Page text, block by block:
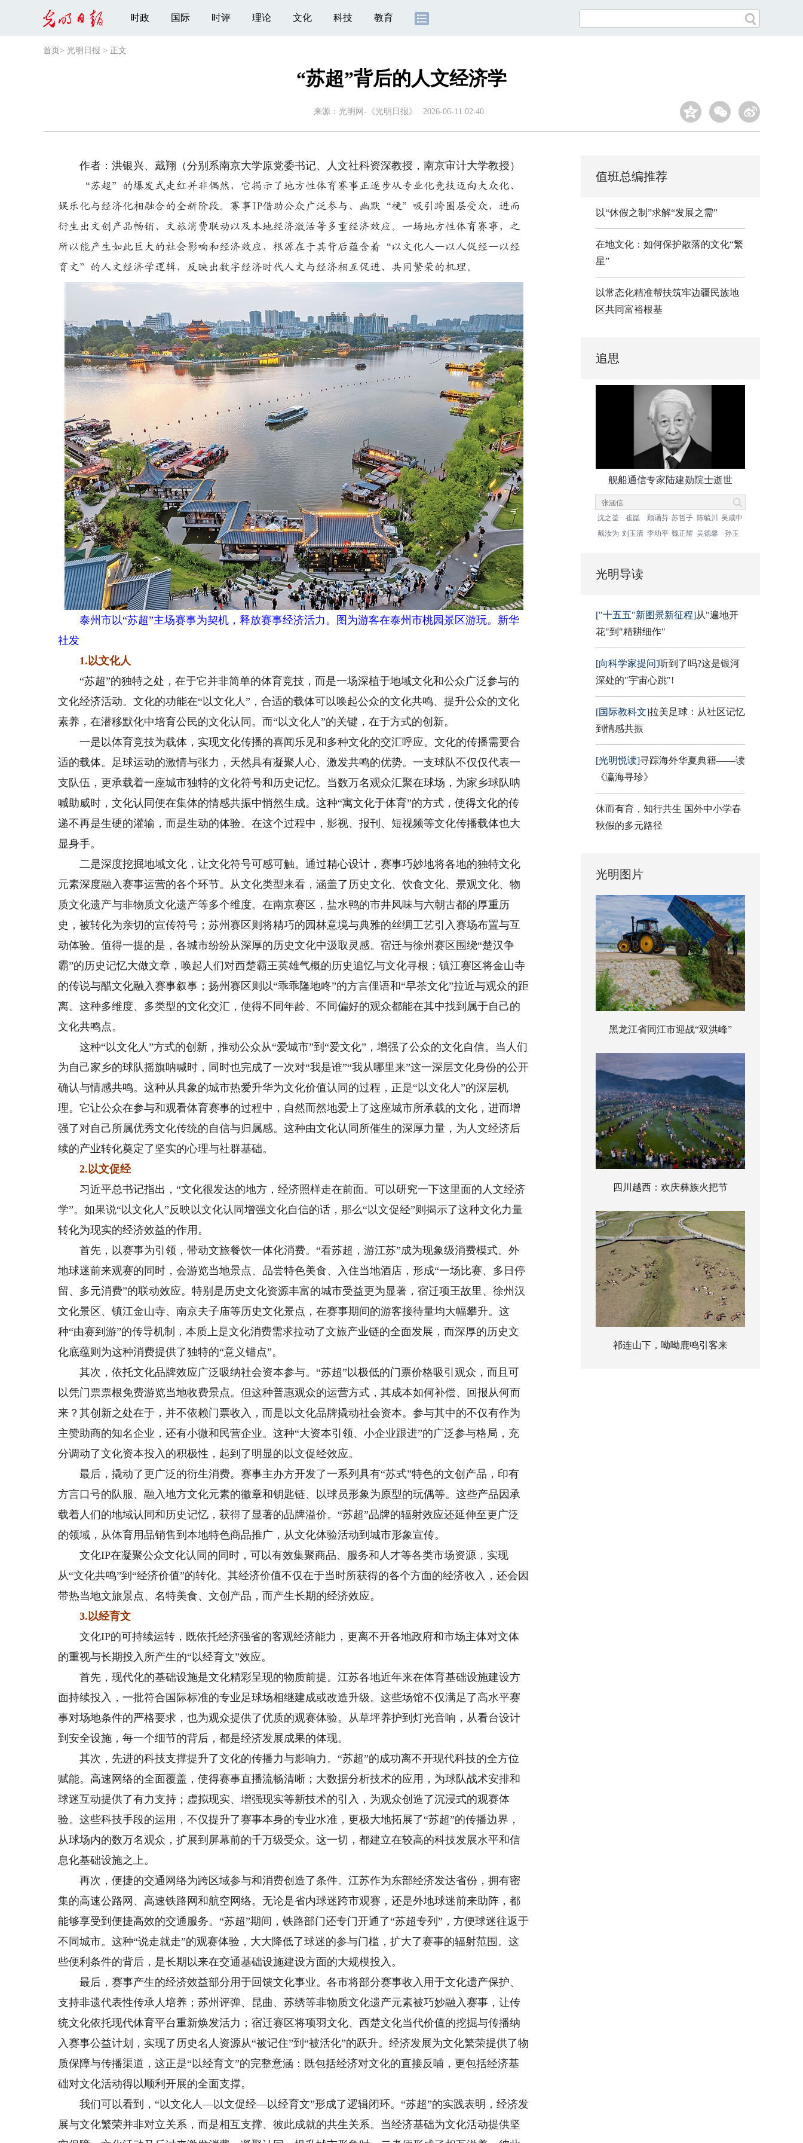
时政 国际 时评 理论 文化 科技 教育
首页 > 光明日报 > 正文
“苏超”背后的人文经济学
来源： 光明网-《光明日报》 2026-06-11 02:40
作者：洪银兴、戴翔（分别系南京大学原党委书记、人文社科资深教授，南京审计大学教授）
“苏超”的爆发式走红并非偶然，它揭示了地方性体育赛事正逐步从专业化竞技迈向大众化、
娱乐化与经济化相融合的全新阶段。赛事IP借助公众广泛参与、幽默“梗”吸引跨圈层受众，进而
衍生出文创产品畅销、文旅消费联动以及本地经济激活等多重经济效应。一场地方性体育赛事，之
所以能产生如此巨大的社会影响和经济效应，根源在于其背后蕴含着“以文化人—以人促经—以经
育文”的人文经济学逻辑，反映出数字经济时代人文与经济相互促进、共同繁荣的机理。
泰州市以“苏超”主场赛事为契机，释放赛事经济活力。图为游客在泰州市桃园景区游玩。新华
社发
1.以文化人
“苏超”的独特之处，在于它并非简单的体育竞技，而是一场深植于地域文化和公众广泛参与的
文化经济活动。文化的功能在“以文化人”，合适的载体可以唤起公众的文化共鸣、提升公众的文化
素养，在潜移默化中培育公民的文化认同。而“以文化人”的关键，在于方式的创新。
一是以体育竞技为载体，实现文化传播的喜闻乐见和多种文化的交汇呼应。文化的传播需要合
适的载体。足球运动的激情与张力，天然具有凝聚人心、激发共鸣的优势。一支球队不仅仅代表一
支队伍，更承载着一座城市独特的文化符号和历史记忆。当数万名观众汇聚在球场，为家乡球队呐
喊助威时，文化认同便在集体的情感共振中悄然生成。这种“寓文化于体育”的方式，使得文化的传
递不再是生硬的灌输，而是生动的体验。在这个过程中，影视、报刊、短视频等文化传播载体也大
显身手。
二是深度挖掘地域文化，让文化符号可感可触。通过精心设计，赛事巧妙地将各地的独特文化
元素深度融入赛事运营的各个环节。从文化类型来看，涵盖了历史文化、饮食文化、景观文化、物
质文化遗产与非物质文化遗产等多个维度。在南京赛区，盐水鸭的市井风味与六朝古都的厚重历
史，被转化为亲切的宣传符号；苏州赛区则将精巧的园林意境与典雅的丝绸工艺引入赛场布置与互
动体验。值得一提的是，各城市纷纷从深厚的历史文化中汲取灵感。宿迁与徐州赛区围绕“楚汉争
霸”的历史记忆大做文章，唤起人们对西楚霸王英雄气概的历史追忆与文化寻根；镇江赛区将金山寺
的传说与醋文化融入赛事叙事；扬州赛区则以“乖乖隆地咚”的方言俚语和“早茶文化”拉近与观众的距
离。这种多维度、多类型的文化交汇，使得不同年龄、不同偏好的观众都能在其中找到属于自己的
文化共鸣点。
这种“以文化人”方式的创新，推动公众从“爱城市”到“爱文化”，增强了公众的文化自信。当人们
为自己家乡的球队摇旗呐喊时，同时也完成了一次对“我是谁”“我从哪里来”这一深层文化身份的公开
确认与情感共鸣。这种从具象的城市热爱升华为文化价值认同的过程，正是“以文化人”的深层机
理。它让公众在参与和观看体育赛事的过程中，自然而然地爱上了这座城市所承载的文化，进而增
强了对自己所属优秀文化传统的自信与归属感。这种由文化认同所催生的深厚力量，为人文经济后
续的产业转化奠定了坚实的心理与社群基础。
2.以文促经
习近平总书记指出，“文化很发达的地方，经济照样走在前面。可以研究一下这里面的人文经济
学”。如果说“以文化人”反映以文化认同增强文化自信的话，那么“以文促经”则揭示了这种文化力量
转化为现实的经济效益的作用。
首先，以赛事为引领，带动文旅餐饮一体化消费。“看苏超，游江苏”成为现象级消费模式。外
地球迷前来观赛的同时，会游览当地景点、品尝特色美食、入住当地酒店，形成“一场比赛、多日停
留、多元消费”的联动效应。特别是历史文化资源丰富的城市受益更为显著，宿迁项王故里、徐州汉
文化景区、镇江金山寺、南京夫子庙等历史文化景点，在赛事期间的游客接待量均大幅攀升。这
种“由赛到游”的传导机制，本质上是文化消费需求拉动了文旅产业链的全面发展，而深厚的历史文
化底蕴则为这种消费提供了独特的“意义锚点”。
其次，依托文化品牌效应广泛吸纳社会资本参与。“苏超”以极低的门票价格吸引观众，而且可
以凭门票票根免费游览当地收费景点。但这种普惠观众的运营方式，其成本如何补偿、回报从何而
来？其创新之处在于，并不依赖门票收入，而是以文化品牌撬动社会资本。参与其中的不仅有作为
主赞助商的知名企业，还有小微和民营企业。这种“大资本引领、小企业跟进”的广泛参与格局，充
分调动了文化资本投入的积极性，起到了明显的以文促经效应。
最后，撬动了更广泛的衍生消费。赛事主办方开发了一系列具有“苏式”特色的文创产品，印有
方言口号的队服、融入地方文化元素的徽章和钥匙链、以球员形象为原型的玩偶等。这些产品因承
载着人们的地域认同和历史记忆，获得了显著的品牌溢价。“苏超”品牌的辐射效应还延伸至更广泛
的领域，从体育用品销售到本地特色商品推广，从文化体验活动到城市形象宣传。
文化IP在凝聚公众文化认同的同时，可以有效集聚商品、服务和人才等各类市场资源，实现
从“文化共鸣”到“经济价值”的转化。其经济价值不仅在于当时所获得的各个方面的经济收入，还会因
带热当地文旅景点、名特美食、文创产品，而产生长期的经济效应。
3.以经育文
文化IP的可持续运转，既依托经济强省的客观经济能力，更离不开各地政府和市场主体对文体
的重视与长期投入所产生的“以经育文”效应。
首先，现代化的基础设施是文化精彩呈现的物质前提。江苏各地近年来在体育基础设施建设方
面持续投入，一批符合国际标准的专业足球场相继建成或改造升级。这些场馆不仅满足了高水平赛
事对场地条件的严格要求，也为观众提供了优质的观赛体验。从草坪养护到灯光音响，从看台设计
到安全设施，每一个细节的背后，都是经济发展成果的体现。
其次，先进的科技支撑提升了文化的传播力与影响力。“苏超”的成功离不开现代科技的全方位
赋能。高速网络的全面覆盖，使得赛事直播流畅清晰；大数据分析技术的应用，为球队战术安排和
球迷互动提供了有力支持；虚拟现实、增强现实等新技术的引入，为观众创造了沉浸式的观赛体
验。这些科技手段的运用，不仅提升了赛事本身的专业水准，更极大地拓展了“苏超”的传播边界，
从球场内的数万名观众，扩展到屏幕前的千万级受众。这一切，都建立在较高的科技发展水平和信
息化基础设施之上。
再次，便捷的交通网络为跨区域参与和消费创造了条件。江苏作为东部经济发达省份，拥有密
集的高速公路网、高速铁路网和航空网络。无论是省内球迷跨市观赛，还是外地球迷前来助阵，都
能够享受到便捷高效的交通服务。“苏超”期间，铁路部门还专门开通了“苏超专列”，方便球迷往返于
不同城市。这种“说走就走”的观赛体验，大大降低了球迷的参与门槛，扩大了赛事的辐射范围。这
些便利条件的背后，是长期以来在交通基础设施建设方面的大规模投入。
最后，赛事产生的经济效益部分用于回馈文化事业。各市将部分赛事收入用于文化遗产保护、
支持非遗代表性传承人培养；苏州评弹、昆曲、苏绣等非物质文化遗产元素被巧妙融入赛事，让传
统文化依托现代体育平台重新焕发活力；宿迁赛区将项羽文化、西楚文化当代价值的挖掘与传播纳
入赛事公益计划，实现了历史名人资源从“被记住”到“被活化”的跃升。经济发展为文化繁荣提供了物
质保障与传播渠道，这正是“以经育文”的完整意涵：既包括经济对文化的直接反哺，更包括经济基
础对文化活动得以顺利开展的全面支撑。
我们可以看到，“以文化人—以文促经—以经育文”形成了逻辑闭环。“苏超”的实践表明，经济发
展与文化繁荣并非对立关系，而是相互支撑、彼此成就的共生关系。当经济基础为文化活动提供坚
值班总编推荐
以“休假之制”求解“发展之需”
在地文化：如何保护散落的文化“繁
星”
以常态化精准帮扶筑牢边疆民族地
区共同富裕根基
追思
舰船通信专家陆建勋院士逝世
沈之荃 崔崑 顾诵芬 苏哲子 陈毓川
吴咸中
戴汝为 刘玉清 李幼平 魏正耀 吴德馨 孙玉
光明导读
["十五五"新图景新征程]从"遍地开
花"到"精耕细作"
[向科学家提问]听到了吗?这是银河
深处的"宇宙心跳"!
[国际教科文]拉美足球：从社区记忆
到情感共振
[光明悦读]寻踪海外华夏典籍——读
《瀛海寻珍》
休而有育，知行共生 国外中小学春
秋假的多元路径
光明图片
黑龙江省同江市迎战“双洪峰”
四川越西：欢庆彝族火把节
祁连山下，呦呦鹿鸣引客来